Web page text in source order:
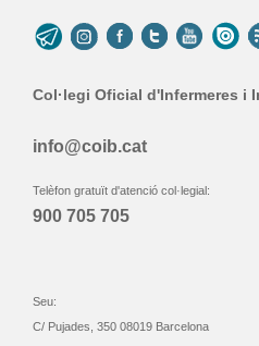
Col·legi Oficial d'Infermeres i
info@coib.cat
Telèfon gratuït d'atenció col·legial:
900 705 705
Seu:
C/ Pujades, 350 08019 Barcelona